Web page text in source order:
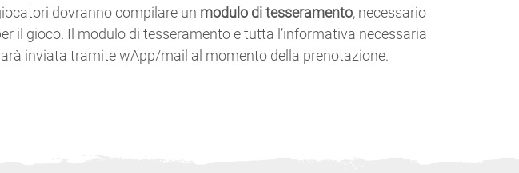
dovranno compilare un modulo di tesseramento, necessario
il gioco. Il modulo di tesseramento e tutta l’informativa necessaria
inviata tramite wApp/mail al momento della prenotazione.